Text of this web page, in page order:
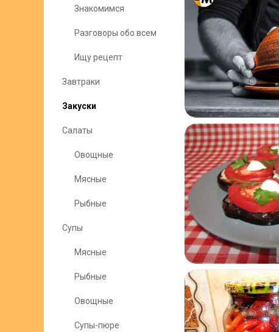
Знакомимся
Разговоры обо всем
Ищу рецепт
Завтраки
Закуски
Салаты
Овощные
Мясные
Рыбные
Супы
Мясные
Рыбные
Овощные
Супы-пюре